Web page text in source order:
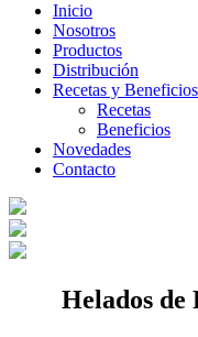
Inicio
Nosotros
Productos
Distribución
Recetas y Beneficios
Recetas
Beneficios
Novedades
Contacto
Helados de